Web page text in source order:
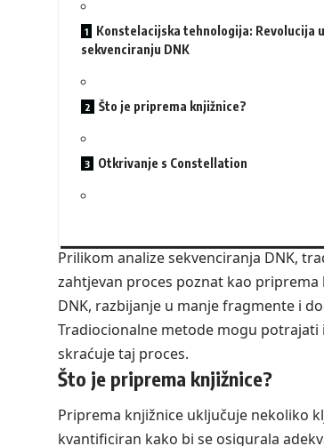
Konstelacijska tehnologija: Revolucija u
sekvenciranju DNK
Što je priprema knjižnice?
Otkrivanje s Constellation
Prilikom analize sekvenciranja DNK,
zahtjevan proces poznat kao
DNK, razbijanje u manje fragmente i
Tradiocionalne metode mogu
skraćuje taj proces.
Što je priprema knjižnice?
Priprema knjižnice uključuje nekoliko
kvantificiran kako bi se osigurala